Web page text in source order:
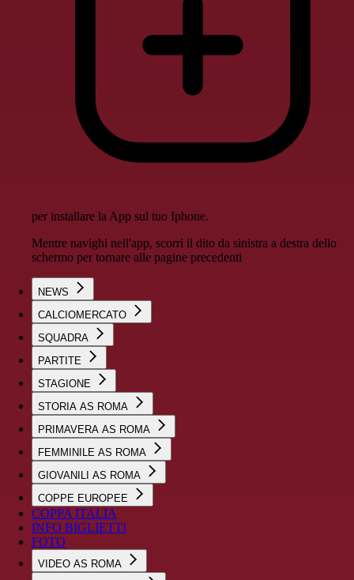
per installare la App sul tuo Iphone.
Mentre navighi nell'app, scorri il dito da sinistra a destra dello
schermo per tornare alle pagine precedenti
NEWS
CALCIOMERCATO
SQUADRA
PARTITE
STAGIONE
STORIA AS ROMA
PRIMAVERA AS ROMA
FEMMINILE AS ROMA
GIOVANILI AS ROMA
COPPE EUROPEE
COPPA ITALIA
INFO BIGLIETTI
FOTO
VIDEO AS ROMA